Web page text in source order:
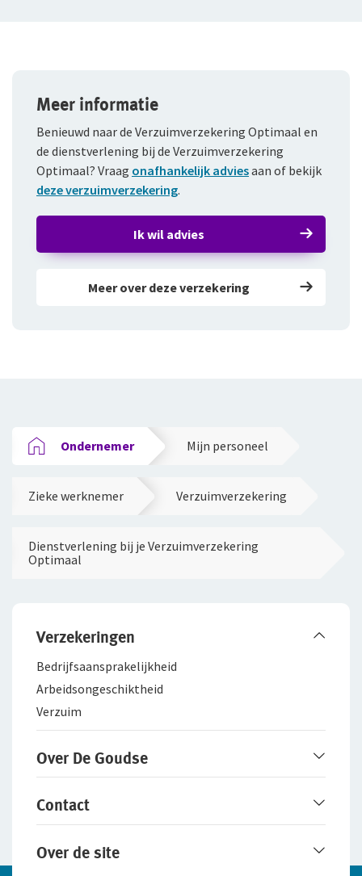
Meer informatie
Benieuwd naar de Verzuimverzekering Optimaal en
de dienstverlening bij de Verzuimverzekering
Optimaal? Vraag onafhankelijk adviesaan of bekijk
deze verzuimverzekering.
Ik wil advies
Meer over deze verzekering
Ondernemer Mijn personeel
Zieke werknemer Verzuimverzekering
Dienstverlening bij je Verzuimverzekering
Optimaal
Verzekeringen
Bedrijfsaanspra­kelijkheid
Arbeidsongeschiktheid
Verzuim
Over De Goudse
Het merk De Goudse
Fraudebeleid
Contact
Online contact opnemen
Over de site